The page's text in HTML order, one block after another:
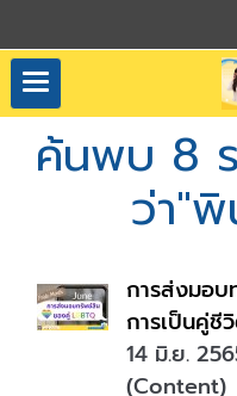
ค้นพบ 8
ว่า"
การส่งมอ
การเป็นคู่ชี
14 มิ.ย.
(Content)